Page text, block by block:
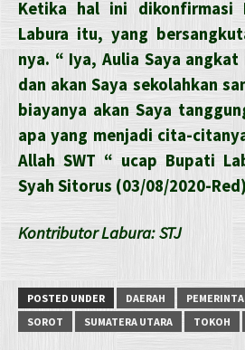
Ketika hal ini dikonfirmasi
Labura itu, yang
nya. “ Iya, Aulia Saya angkat
dan akan Saya sekolahkan
biayanya akan Saya
apa yang menjadi cita-
Allah SWT “ ucap Bupati
Syah Sitorus (03/08/2020-
Kontributor Labura: STJ
POSTED UNDER DAERAH
SOROT
SUMATERA UTARA TOKOH